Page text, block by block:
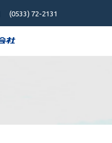
(0533) 72-2131